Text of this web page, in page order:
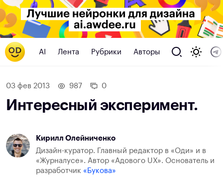
AI Лента Рубрики Авторы
03 фев 2013 987 0
Интересный эксперимент.
Кирилл Олейниченко
Дизайн-куратор. Главный редактор в «Оди» и в
«Журналусе». Автор «Адового UX». Основатель и
разработчик «Букова»